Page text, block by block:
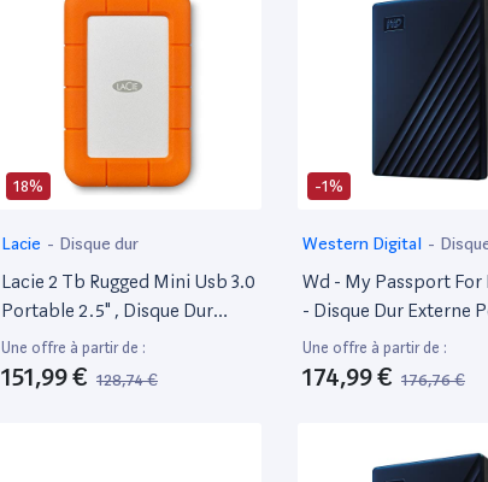
18%
Lacie - Disque dur
Lacie 2 Tb Rugged Mini Usb 3.0
Portable 2.5" , Disque Dur
Externe Pour PC Et Mac,
Résistant Aux Chocs, Chutes Et
À La Pression (Lac9000298)
Une offre à partir de :
151,99 € 128,74 €
-1%
Western Digital -
Wd - My Passport For
- Disque Dur Externe
Pour Mac Avec
Mot De Passe,
Time Machine
Une offre à partir de :
174,99 € 176,76 €